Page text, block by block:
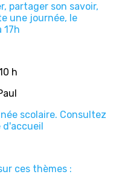
partager son savoir,
une journée, le
17h
h
scolaire. Consultez
ces thèmes :